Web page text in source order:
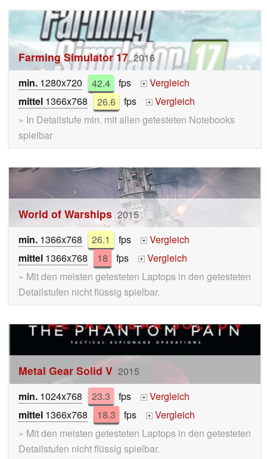
Farming Simulator 17 2016
min. 1280x720 42.4 fps +
Vergleich
mittel 1366x768 26.6 fps +
Vergleich
» In Detailstufe min. mit allen getesteten Notebooks
spielbar
World of Warships 2015
min. 1366x768 26.1 fps +
Vergleich
mittel 1366x768 18 fps +
Vergleich
» Mit den meisten getesteten Laptops in den getesteten
Detailstufen nicht flüssig spielbar.
Metal Gear Solid V 2015
min. 1024x768 23.3 fps +
Vergleich
mittel 1366x768 18.3 fps +
Vergleich
» Mit den meisten getesteten Laptops in den getesteten
Detailstufen nicht flüssig spielbar.